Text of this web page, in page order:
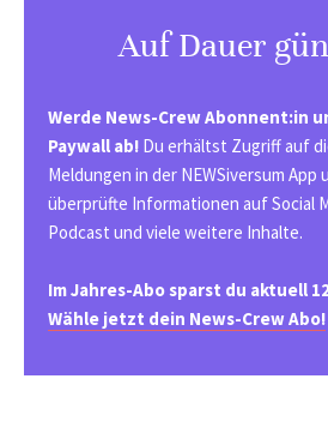
Auf Dauer
Werde News-Crew Abonnent:in
Paywall ab! Du erhältst Zugriff auf
Meldungen in der NEWSiversum App
überprüfte Informationen auf Social
Podcast und viele weitere Inhalte.
Im Jahres-Abo sparst du aktuell
Wähle jetzt dein News-Crew Abo!